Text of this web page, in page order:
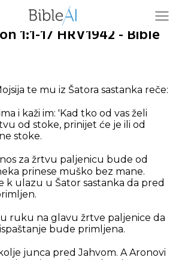
1:1-17 HRV1942 - Bible
te mu iz Šatora sastanka reče:
i kaži im: 'Kad tko od vas želi
od stoke, prinijet će je ili od
stoke.
za žrtvu paljenicu bude od
prinese muško bez mane.
k ulazu u Šator sastanka da pred
ruku na glavu žrtve paljenice da
bude primljena.
junca pred Jahvom. A Aronovi